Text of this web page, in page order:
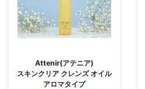
Attenir(アテニア)
スキンクリア クレンズ オイル
アロマタイプ